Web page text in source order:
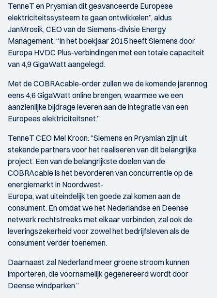
TenneT en Prysmian dit geavanceerde Europese
elektriciteitssysteem te gaan ontwikkelen”, aldus
JanMrosik, CEO van de Siemens-divisie Energy
Management. “In het boekjaar 2015 heeft Siemens door
Europa HVDC Plus-verbindingen met een totale capaciteit
van 4,9 GigaWatt aangelegd.
Met de COBRAcable-order zullen we de komende jarennog
eens 4,6 GigaWatt online brengen, waarmee we een
aanzienlijke bijdrage leveren aan de integratie van een
Europees elektriciteitsnet.”
TenneT CEO Mel Kroon: “Siemens en Prysmian zijn uit
stekende partners voor het realiseren van dit belangrijke
project. Een van de belangrijkste doelen van de
COBRAcable is het bevorderen van concurrentie op de
energiemarkt in Noordwest-
Europa, wat uiteindelijk ten goede zal komen aan de
consument. En omdat we het Nederlandse en Deense
netwerk rechtstreeks met elkaar verbinden, zal ook de
leveringszekerheid voor zowel het bedrijfsleven als de
consument verder toenemen.
Daarnaast zal Nederland meer groene stroom kunnen
importeren, die voornamelijk gegenereerd wordt door
Deense windparken.”